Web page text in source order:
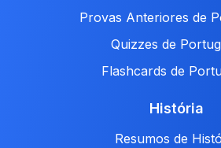
Provas Anteriores de
Quizzes de
Flashcards de
História
Resumos de